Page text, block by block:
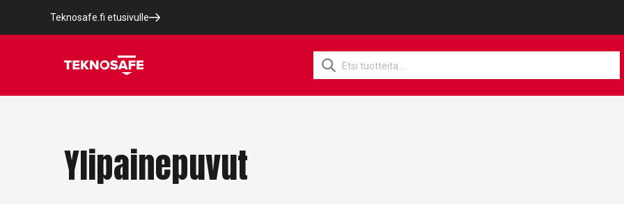
Teknosafe.fi etusivulle
Products
search
Ylipainepuvut